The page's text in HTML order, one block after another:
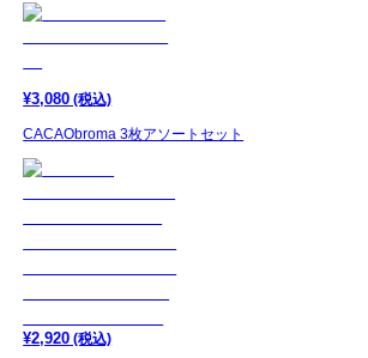
¥3,080 (税込)
CACAObroma 3枚アソートセット
¥2,920 (税込)